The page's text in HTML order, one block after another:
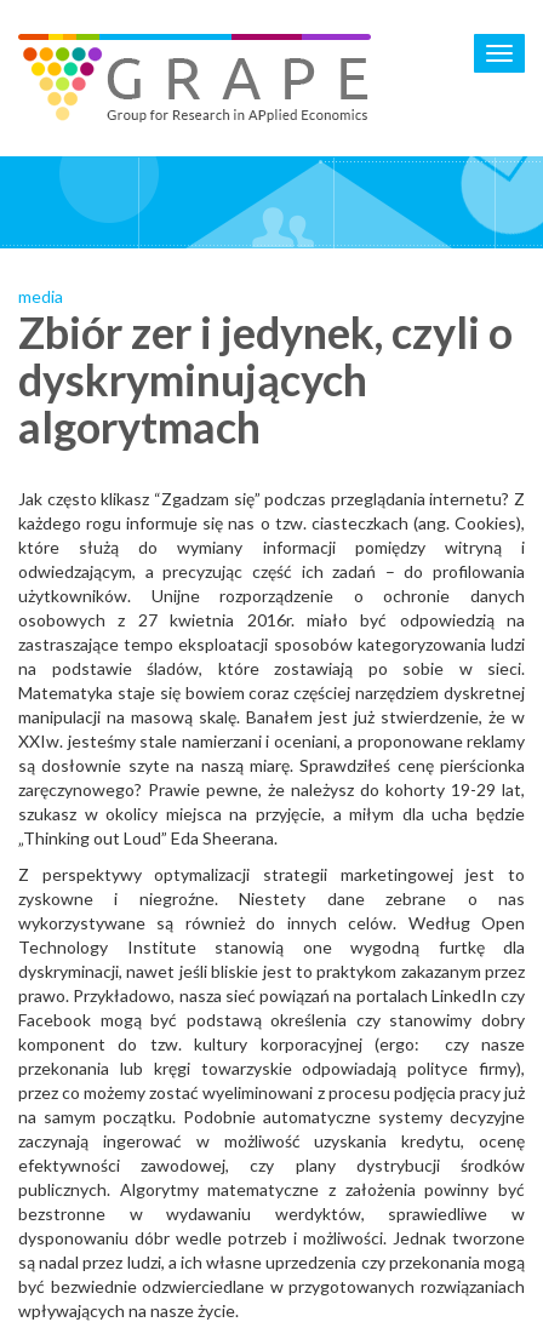
main
content
media
Zbiór zer i jedynek, czyli o
dyskryminujących
algorytmach
Jak często klikasz “Zgadzam się” podczas przeglądania internetu? Z
każdego rogu informuje się nas o tzw. ciasteczkach (ang. Cookies),
które służą do wymiany informacji pomiędzy witryną i
odwiedzającym, a precyzując część ich zadań – do profilowania
użytkowników. Unijne rozporządzenie o ochronie danych
osobowych z 27 kwietnia 2016r. miało być odpowiedzią na
zastraszające tempo eksploatacji sposobów kategoryzowania ludzi
na podstawie śladów, które zostawiają po sobie w sieci.
Matematyka staje się bowiem coraz częściej narzędziem dyskretnej
manipulacji na masową skalę. Banałem jest już stwierdzenie, że w
XXIw. jesteśmy stale namierzani i oceniani, a proponowane reklamy
są dosłownie szyte na naszą miarę. Sprawdziłeś cenę pierścionka
zaręczynowego? Prawie pewne, że należysz do kohorty 19-29 lat,
szukasz w okolicy miejsca na przyjęcie, a miłym dla ucha będzie
„Thinking out Loud” Eda Sheerana.
Z perspektywy optymalizacji strategii marketingowej jest to
zyskowne i niegroźne. Niestety dane zebrane o nas
wykorzystywane są również do innych celów. Według Open
Technology Institute stanowią one wygodną furtkę dla
dyskryminacji, nawet jeśli bliskie jest to praktykom zakazanym przez
prawo. Przykładowo, nasza sieć powiązań na portalach LinkedIn czy
Facebook mogą być podstawą określenia czy stanowimy dobry
komponent do tzw. kultury korporacyjnej (ergo: czy nasze
przekonania lub kręgi towarzyskie odpowiadają polityce firmy),
przez co możemy zostać wyeliminowani z procesu podjęcia pracy już
na samym początku. Podobnie automatyczne systemy decyzyjne
zaczynają ingerować w możliwość uzyskania kredytu, ocenę
efektywności zawodowej, czy plany dystrybucji środków
publicznych. Algorytmy matematyczne z założenia powinny być
bezstronne w wydawaniu werdyktów, sprawiedliwe w
dysponowaniu dóbr wedle potrzeb i możliwości. Jednak tworzone
są nadal przez ludzi, a ich własne uprzedzenia czy przekonania mogą
być bezwiednie odzwierciedlane w przygotowanych rozwiązaniach
wpływających na nasze życie.